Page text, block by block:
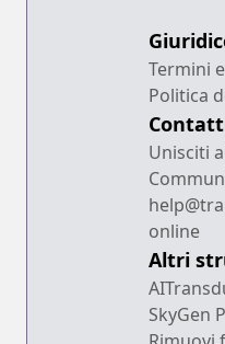
Termini
Politica
Unisciti
online
Altri
SkyGen